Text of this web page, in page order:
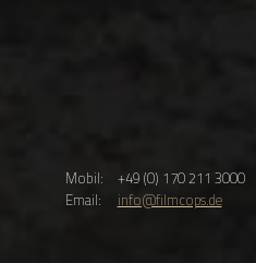
Mobil:
+49 (0) 170 211 3000
Email:
info@filmcops.de